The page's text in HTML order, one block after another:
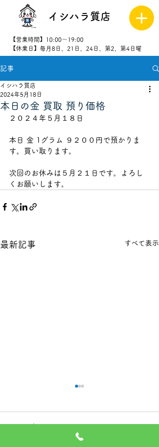
イシハラ質店
【営業時間】10:00～19:00
【休業日】毎月8日、21日、24日、第2、第4日曜
8523
記事
本日の金 買取 預り価格
イシハラ質店
2024年5月18日
２０２４年５月１８日
本日 金 1グラム ９２０ ０円で預かりま
す。買い取ります。
次回のお休みは５月２１ 日です。よろし
くお願いします。
最新記事 すべて表示
格
本日 １８金 1グラム １６６
コメント